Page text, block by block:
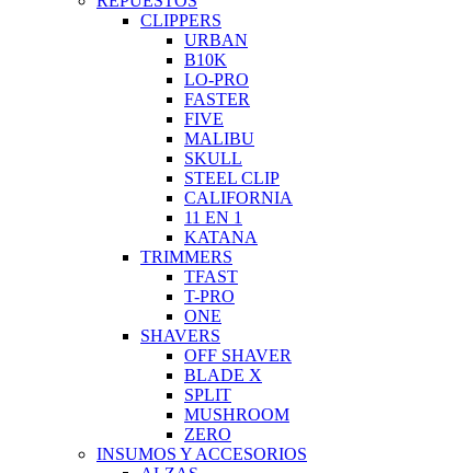
CLIPPERS
URBAN
B10K
LO-PRO
FASTER
FIVE
MALIBU
SKULL
STEEL CLIP
CALIFORNIA
11 EN 1
KATANA
TRIMMERS
TFAST
T-PRO
ONE
SHAVERS
OFF SHAVER
BLADE X
SPLIT
MUSHROOM
ZERO
INSUMOS Y ACCESORIOS